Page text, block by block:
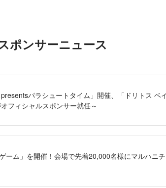
ポンサーニュース
パラシュートタイム」開催、「ドリトス ベ
フィシャルスポンサー就任～
ーム」を開催！会場で先着20,000名様にマルハニ